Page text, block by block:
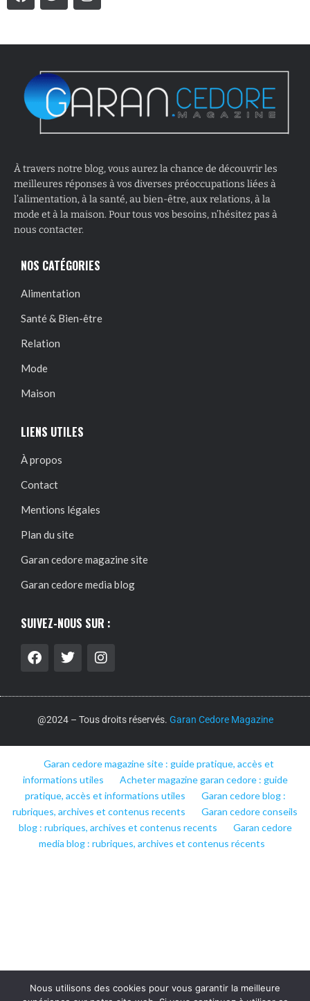
À travers notre blog, vous aurez la chance de découvrir les
meilleures réponses à vos diverses préoccupations liées à
l’alimentation, à la santé, au bien-être, aux relations, à la
mode et à la maison. Pour tous vos besoins, n’hésitez pas à
nous contacter.
NOS CATÉGORIES
Alimentation
Santé & Bien-être
Relation
Mode
Maison
LIENS UTILES
À propos
Contact
Mentions légales
Plan du site
Garan cedore magazine site
Garan cedore media blog
SUIVEZ-NOUS SUR :
@2024 – Tous droits réservés. Garan Cedore Magazine
Garan cedore magazine site : guide pratique, accès et
informations utiles
Acheter magazine garan cedore : guide
pratique, accès et informations utiles
Garan cedore blog :
rubriques, archives et contenus recents
Garan cedore conseils
blog : rubriques, archives et contenus recents
Garan cedore
media blog : rubriques, archives et contenus récents
Nous utilisons des cookies pour vous garantir la meilleure